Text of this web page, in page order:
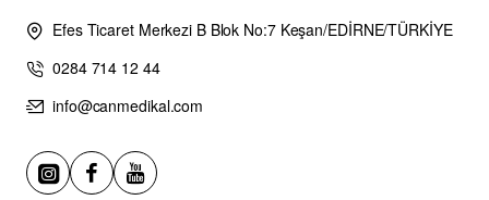
Efes Ticaret Merkezi B Blok No:7 Keşan/EDİRNE/TÜRKİYE
0284 714 12 44
info@canmedikal.com